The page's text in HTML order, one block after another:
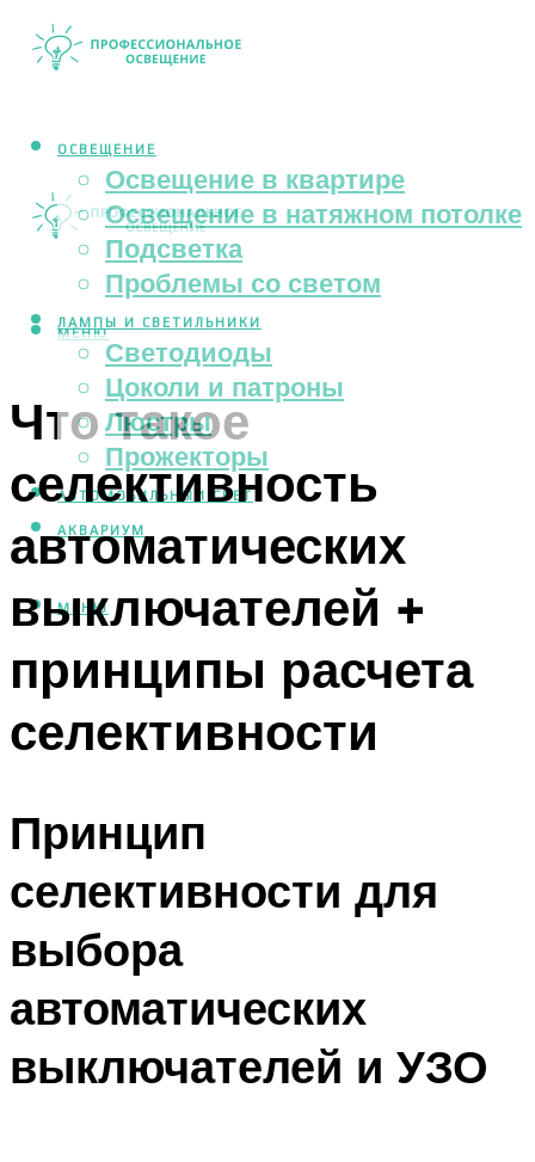
ОСВЕЩЕНИЕ
Освещение в квартире
Освещение в натяжном потолке
Подсветка
Проблемы со светом
ЛАМПЫ И СВЕТИЛЬНИКИ
Светодиоды
Цоколи и патроны
Люстры
Прожекторы
АВТОМОБИЛЬНЫЙ СВЕТ
АКВАРИУМ
МЕНЮ
МЕНЮ
Что такое
селективность
автоматических
выключателей +
принципы расчета
селективности
Принцип
селективности для
выбора
автоматических
выключателей и УЗО